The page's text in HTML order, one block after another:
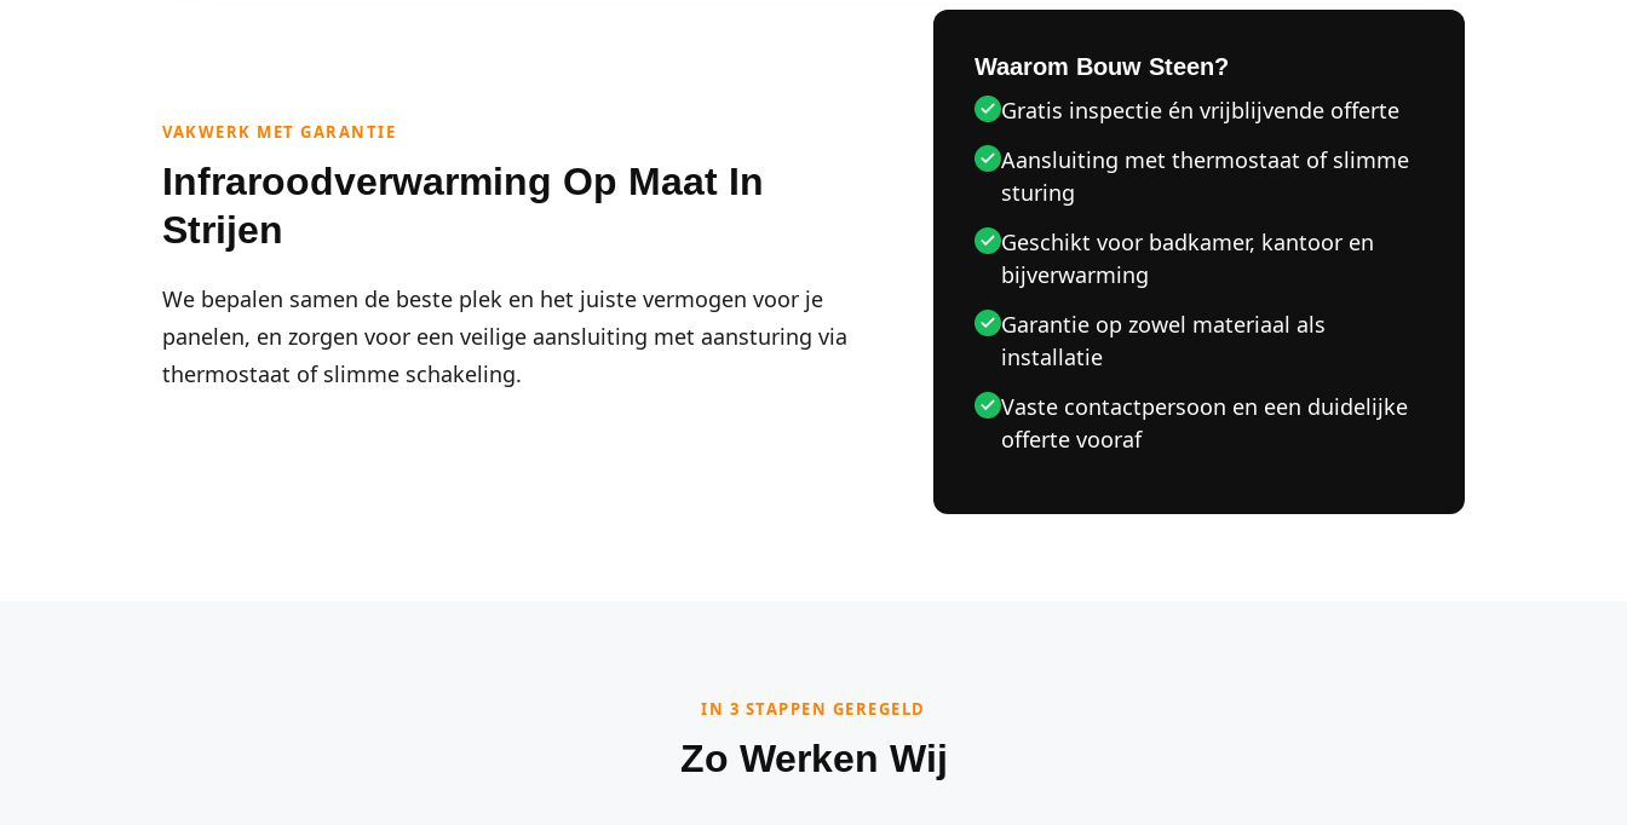
VAKWERK MET GARANTIE
Infraroodverwarming Op Maat In
Strijen
We bepalen samen de beste plek en het juiste vermogen voor je
panelen, en zorgen voor een veilige aansluiting met aansturing via
thermostaat of slimme schakeling.
Waarom Bouw Steen?
Gratis inspectie én vrijblijvende offerte
Aansluiting met thermostaat of slimme
sturing
Geschikt voor badkamer, kantoor en
bijverwarming
Garantie op zowel materiaal als
installatie
Vaste contactpersoon en een duidelijke
offerte vooraf
IN 3 STAPPEN GEREGELD
Zo Werken Wij